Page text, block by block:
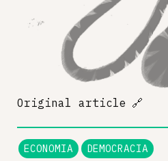
Original article 🔗
ECONOMIA DEMOCRACIA